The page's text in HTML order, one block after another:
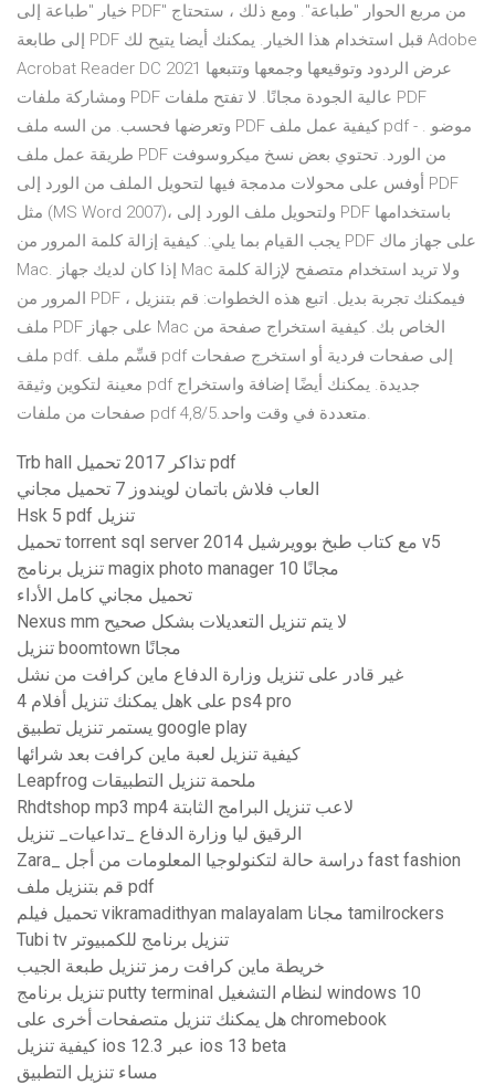
خيار "طباعة إلى PDF" من مربع الحوار "طباعة". ومع ذلك ، ستحتاج
إلى طابعة PDF قبل استخدام هذا الخيار. يمكنك أيضا يتيح لك Adobe
Acrobat Reader DC 2021 عرض الردود وتوقيعها وجمعها وتتبعها
ومشاركة ملفات PDF عالية الجودة مجانًا. لا تفتح ملفات PDF
وتعرضها فحسب. من السه ملف PDF كيفية عمل ملف pdf - موضو .
طريقة عمل ملف PDF من الورد. تحتوي بعض نسخ ميكروسوفت
أوفس على محولات مدمجة فيها لتحويل الملف من الورد إلى PDF
مثل (MS Word 2007)، ولتحويل ملف الورد إلى PDF باستخدامها
يجب القيام بما يلي:. كيفية إزالة كلمة المرور من PDF على جهاز ماك
Mac. إذا كان لديك جهاز Mac ولا تريد استخدام متصفح لإزالة كلمة
المرور من PDF ، فيمكنك تجربة بديل. اتبع هذه الخطوات: قم بتنزيل
ملف PDF على جهاز Mac الخاص بك. كيفية استخراج صفحة من
ملف pdf. قسِّم ملف pdf إلى صفحات فردية أو استخرج صفحات
معينة لتكوين وثيقة pdf جديدة. يمكنك أيضًا إضافة واستخراج
صفحات من ملفات pdf متعددة في وقت واحد.4,8/5.
Trb hall تذاكر 2017 تحميل pdf
العاب فلاش باتمان لويندوز 7 تحميل مجاني
Hsk 5 pdf تنزيل
تحميل torrent sql server 2014 مع كتاب طبخ بوويرشيل v5
تنزيل برنامج magix photo manager 10 مجانًا
تحميل مجاني كامل الأداء
Nexus mm لا يتم تنزيل التعديلات بشكل صحيح
تنزيل boomtown مجانًا
غير قادر على تنزيل وزارة الدفاع ماين كرافت من نشل
هل يمكنك تنزيل أفلام 4k على ps4 pro
يستمر تنزيل تطبيق google play
كيفية تنزيل لعبة ماين كرافت بعد شرائها
Leapfrog ملحمة تنزيل التطبيقات
Rhdtshop mp3 mp4 لاعب تنزيل البرامج الثابتة
الرقيق ليا وزارة الدفاع _تداعيات_ تنزيل
Zara_ دراسة حالة لتكنولوجيا المعلومات من أجل fast fashion
قم بتنزيل ملف pdf
تحميل فيلم vikramadithyan malayalam مجانا tamilrockers
Tubi tv تنزيل برنامج للكمبيوتر
خريطة ماين كرافت رمز تنزيل طبعة الجيب
تنزيل برنامج putty terminal لنظام التشغيل windows 10
هل يمكنك تنزيل متصفحات أخرى على chromebook
كيفية تنزيل ios 12.3 عبر ios 13 beta
مساء تنزيل التطبيق